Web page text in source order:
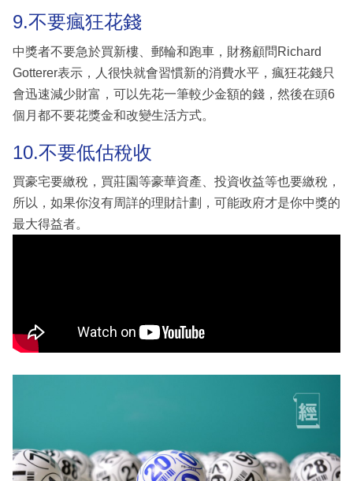
9.不要瘋狂花錢
中獎者不要急於買新樓、郵輪和跑車，財務顧問Richard
Gotterer表示，人很快就會習慣新的消費水平，瘋狂花錢只
會迅速減少財富，可以先花一筆較少金額的錢，然後在頭6
個月都不要花獎金和改變生活方式。
10.不要低估稅收
買豪宅要繳稅，買莊園等豪華資產、投資收益等也要繳稅，
所以，如果你沒有周詳的理財計劃，可能政府才是你中獎的
最大得益者。